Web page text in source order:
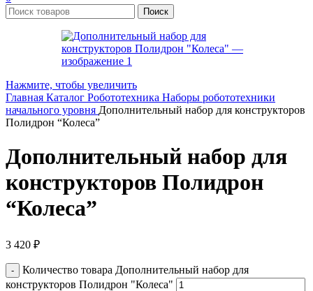
Поиск
Нажмите, чтобы увеличить
Главная Каталог Робототехника Наборы робототехники
начального уровня Дополнительный набор для конструкторов
Полидрон “Колеса”
Дополнительный набор для
конструкторов Полидрон
“Колеса”
3 420 ₽
Количество товара Дополнительный набор для
конструкторов Полидрон "Колеса"